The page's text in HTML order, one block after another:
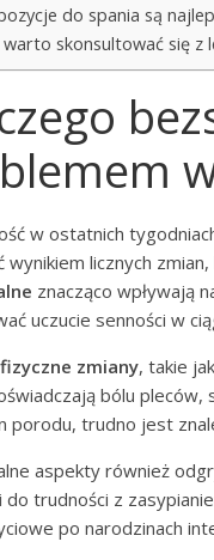
do spania są
warto skonsultować się z
w ostatnich
wynikiem licznych
znacząco wpływają
uczucie senności w
fizyczne zmiany, takie
bólu pleców,
porodu, trudno jest
aspekty również
trudności z
po narodzinach